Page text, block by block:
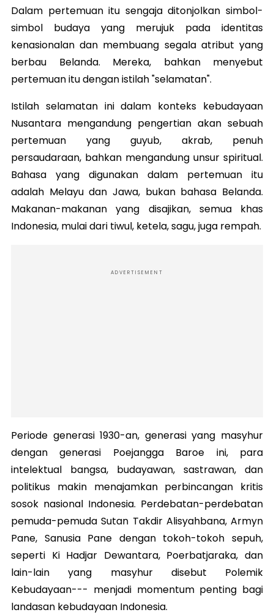
Dalam pertemuan itu sengaja ditonjolkan simbol-
simbol budaya yang merujuk pada identitas
kenasionalan dan membuang segala atribut yang
berbau Belanda. Mereka, bahkan menyebut
pertemuan itu dengan istilah "selamatan".
Istilah selamatan ini dalam konteks kebudayaan
Nusantara mengandung pengertian akan sebuah
pertemuan yang guyub, akrab, penuh
persaudaraan, bahkan mengandung unsur spiritual.
Bahasa yang digunakan dalam pertemuan itu
adalah Melayu dan Jawa, bukan bahasa Belanda.
Makanan-makanan yang disajikan, semua khas
Indonesia, mulai dari tiwul, ketela, sagu, juga rempah.
ADVERTISEMENT
Periode generasi 1930-an, generasi yang masyhur
dengan generasi Poejangga Baroe ini, para
intelektual bangsa, budayawan, sastrawan, dan
politikus makin menajamkan perbincangan kritis
sosok nasional Indonesia. Perdebatan-perdebatan
pemuda-pemuda Sutan Takdir Alisyahbana, Armyn
Pane, Sanusia Pane dengan tokoh-tokoh sepuh,
seperti Ki Hadjar Dewantara, Poerbatjaraka, dan
lain-lain yang masyhur disebut Polemik
Kebudayaan--- menjadi momentum penting bagi
landasan kebudayaan Indonesia.